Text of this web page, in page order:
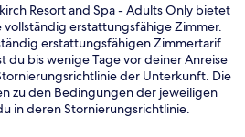
Resort and Spa - Adults Only bietet
vollständig erstattungsfähige Zimmer.
erstattungsfähigen Zimmertarif
du bis wenige Tage vor deiner Anreise
der Unterkunft. Die
zu den Bedingungen der jeweiligen
in deren Stornierungsrichtlinie.